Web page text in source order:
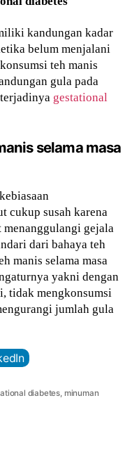
kandungan kadar
belum menjalani
teh manis
gula pada
gestational
selama masa
cukup susah karena
menanggulangi gejala
dari bahaya teh
manis selama masa
yakni dengan
tidak mengkonsumsi
jumlah gula
diabetes minuman